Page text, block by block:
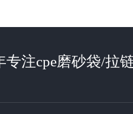
专注cpe磨砂袋/拉